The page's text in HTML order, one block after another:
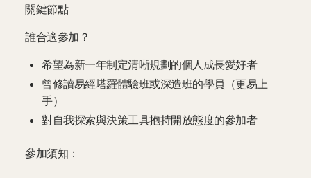
關鍵節點
誰合適參加？
希望為新一年制定清晰規劃的個人成長愛好者
曾修讀易經塔羅體驗班或深造班的學員（更易上
手）
對自我探索與決策工具抱持開放態度的參加者
參加須知：